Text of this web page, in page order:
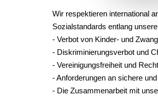
Wir respektieren international
Sozialstandards entlang
- Verbot von Kinder- und
- Diskriminierungsverbot und
- Vereinigungsfreiheit und
- Anforderungen an sichere
- Die Zusammenarbeit mit